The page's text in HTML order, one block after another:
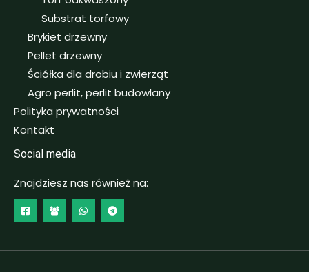
Substrat torfowy
Brykiet drzewny
Pellet drzewny
Ściółka dla drobiu i zwierząt
Agro perlit, perlit budowlany
Polityka prywatności
Kontakt
Social media
Znajdziesz nas również na: